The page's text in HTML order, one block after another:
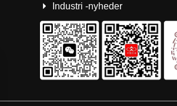
Industri -nyheder